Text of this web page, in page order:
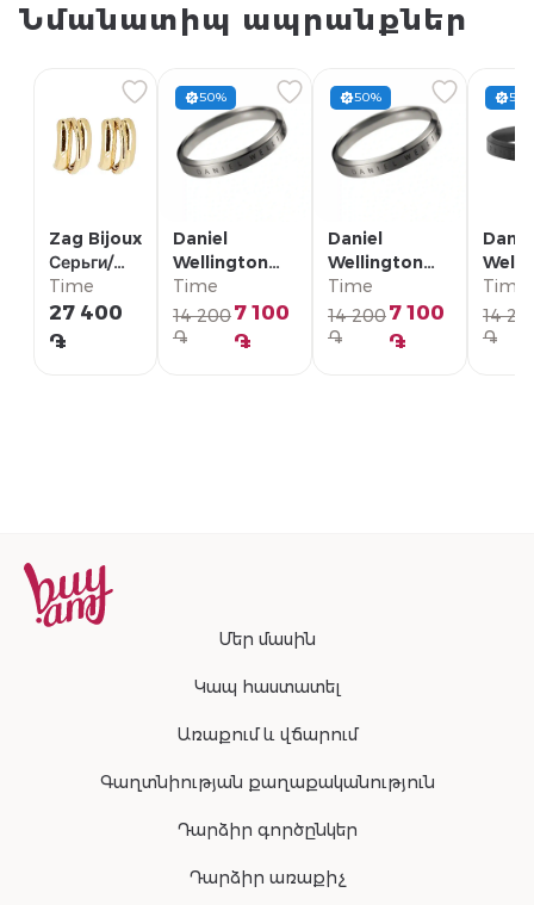
Նմանատիպ ապրանքներ
Zag Bijoux
Серьги/
SEC26781-
01UNI
Time
27 400
֏
50%
Daniel
Wellington
Кольцо/
DW00400379
Time
14 200
֏
7 100
֏
50%
Daniel
Wellington
Кольцо/
DW00400378
Time
14 200
֏
7 100
֏
Time
14
֏
Մեր մասին
Կապ հաստատել
Առաքում և վճարում
Գաղտնիության քաղաքականություն
Դարձիր գործընկեր
Դարձիր առաքիչ